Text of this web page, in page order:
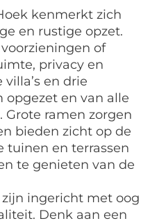
kenmerkt zich
en rustige opzet.
of
privacy en
en drie
en van alle
Grote ramen zorgen
bieden zicht op de
tuinen en terrassen
te genieten van de
ingericht met oog
Denk aan een